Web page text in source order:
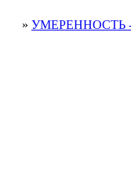
» УМЕРЕННОСТЬ